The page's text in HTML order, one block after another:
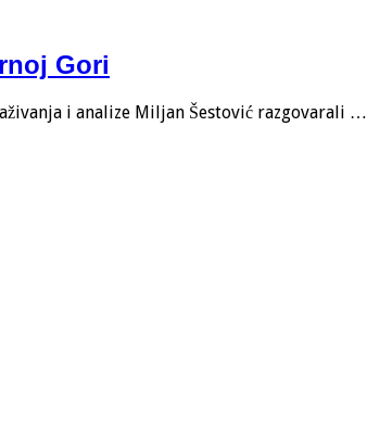
Gori
i analize Miljan Šestović razgovarali …